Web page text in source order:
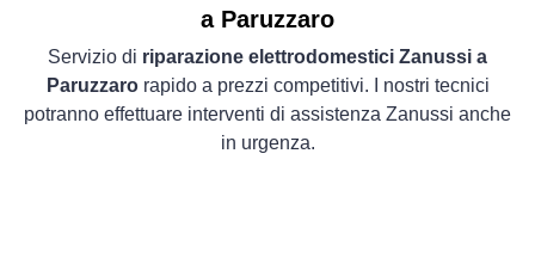
a Paruzzaro
Servizio di riparazione elettrodomestici Zanussi a
Paruzzarorapido a prezzi competitivi. I nostri tecnici
potranno effettuare interventi di assistenza Zanussi anche
in urgenza.